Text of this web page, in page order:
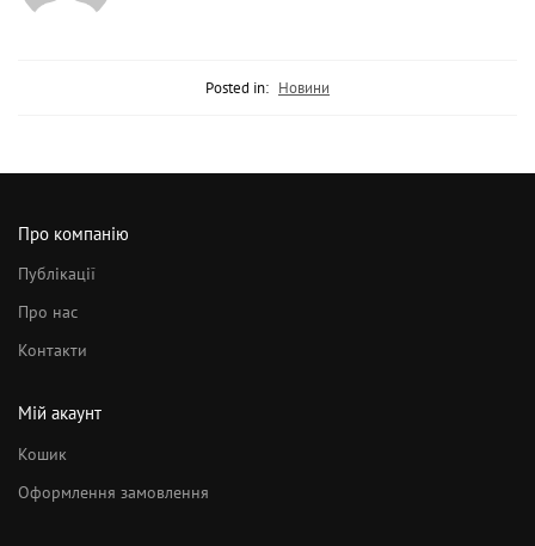
Posted in: Новини
Про компанію
Публікації
Про нас
Контакти
Мій акаунт
Кошик
Оформлення замовлення